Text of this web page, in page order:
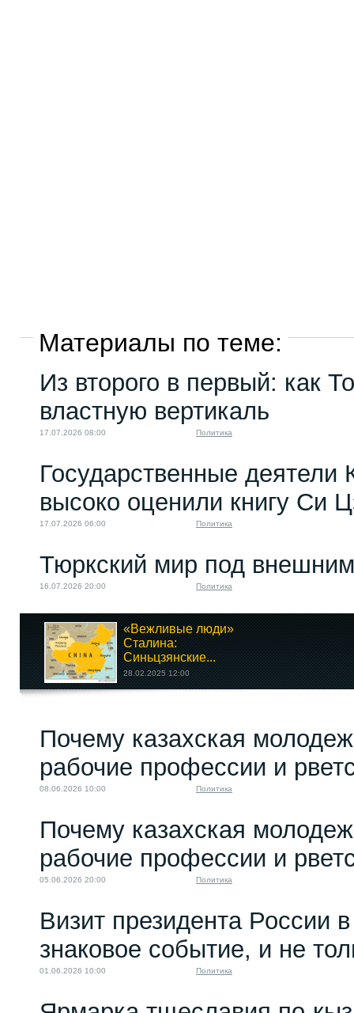
Материалы по теме:
Из второго в первый: как
властную вертикаль
17.07.2026 08:00 Политика
Государственные деятели
высоко оценили книгу Си
17.07.2026 06:00 Политика
Тюркский мир под
16.07.2026 20:00 Политика
«Вежливые люди»
Сталина:
Синьцзянские...
28.02.2025 12:00
революцией: как
Чеслав...
30.06.2025 08:00
Почему казахская
рабочие профессии и
08.06.2026 10:00 Политика
Почему казахская
рабочие профессии и
05.06.2026 20:00 Политика
Визит президента России
знаковое событие, и не
01.06.2026 10:00 Политика